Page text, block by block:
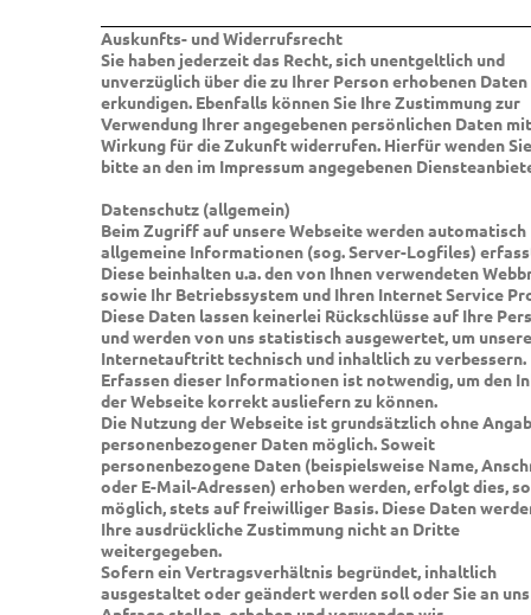
Auskunfts- und Widerrufsrecht
Sie haben jederzeit das Recht, sich unentgeltlich und
unverzüglich über die zu Ihrer Person erhobenen Daten
erkundigen. Ebenfalls können Sie Ihre Zustimmung zur
Verwendung Ihrer angegebenen persönlichen Daten mit
Wirkung für die Zukunft widerrufen. Hierfür wenden
bitte an den im Impressum angegebenen
Datenschutz (allgemein)
Beim Zugriff auf unsere Webseite werden automatisch
allgemeine Informationen (sog. Server-Logfiles)
Diese beinhalten u.a. den von Ihnen verwendeten
sowie Ihr Betriebssystem und Ihren Internet Service
Diese Daten lassen keinerlei Rückschlüsse auf Ihre
und werden von uns statistisch ausgewertet, um
Internetauftritt technisch und inhaltlich zu verbessern.
Erfassen dieser Informationen ist notwendig, um den
der Webseite korrekt ausliefern zu können.
Die Nutzung der Webseite ist grundsätzlich ohne
personenbezogener Daten möglich. Soweit
personenbezogene Daten (beispielsweise Name,
oder E-Mail-Adressen) erhoben werden, erfolgt dies,
möglich, stets auf freiwilliger Basis. Diese Daten
Ihre ausdrückliche Zustimmung nicht an Dritte
weitergegeben.
Sofern ein Vertragsverhältnis begründet, inhaltlich
ausgestaltet oder geändert werden soll oder Sie an